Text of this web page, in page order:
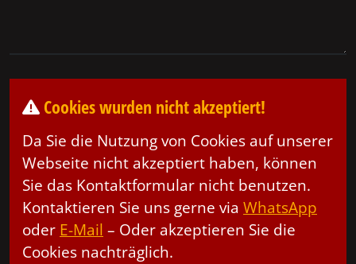
Cookies wurden nicht akzeptiert!
Da Sie die Nutzung von Cookies auf unserer
Webseite nicht akzeptiert haben, können
Sie das Kontaktformular nicht benutzen.
Kontaktieren Sie uns gerne via WhatsApp
oder E-Mail – Oder akzeptieren Sie die
Cookies nachträglich.